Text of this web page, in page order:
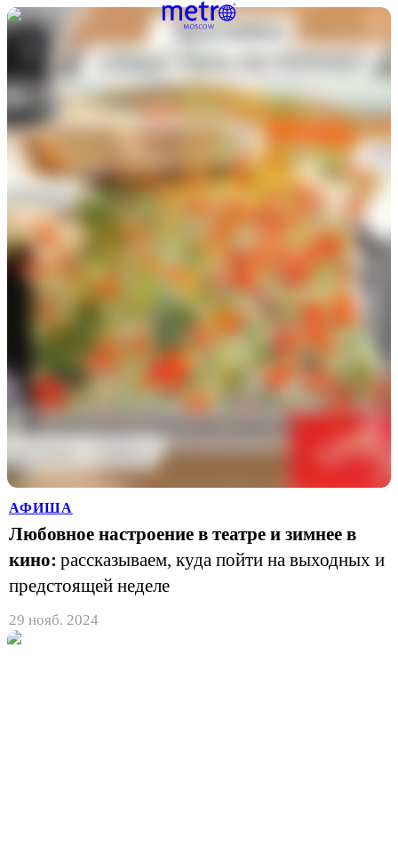
АФИША
Любовное настроение в театре и зимнее в
кино: рассказываем, куда пойти на выходных и
предстоящей неделе
29 нояб. 2024